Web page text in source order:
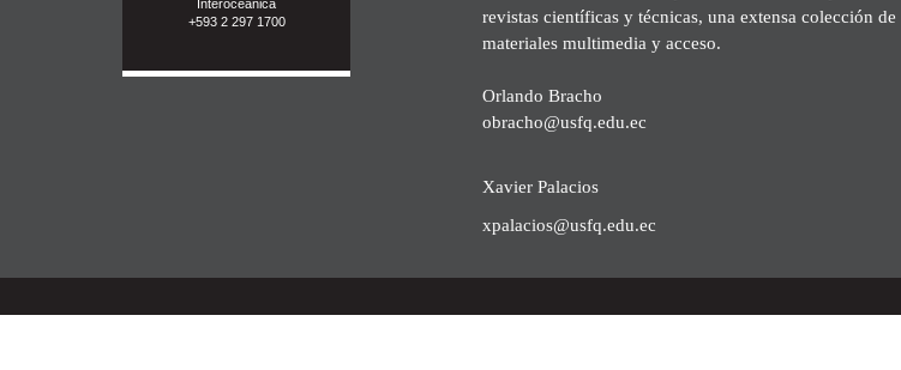
Interoceánica
+593 2 297 1700
revistas científicas y técnicas, una extensa colección de
materiales multimedia y acceso.
Orlando Bracho
obracho@usfq.edu.ec
Xavier Palacios
xpalacios@usfq.edu.ec